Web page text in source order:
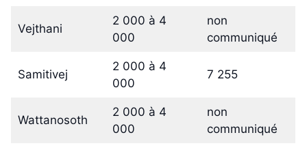
Vejthani
2 000 à 4
000
non
communiqué
Samitivej
2 000 à 4
000
7 255
Wattanosoth
2 000 à 4
000
non
communiqué